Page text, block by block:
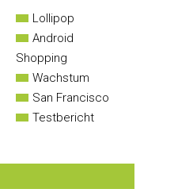
Lollipop
Android
Shopping
Wachstum
San Francisco
Testbericht